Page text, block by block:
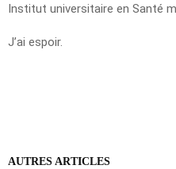
Institut universitaire en Santé
J’ai espoir.
AUTRES ARTICLES